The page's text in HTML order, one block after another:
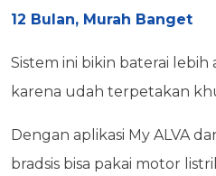
12 Bulan, Murah Banget
Sistem ini bikin baterai
karena udah terpetakan
Dengan aplikasi My ALVA
bradsis bisa pakai motor